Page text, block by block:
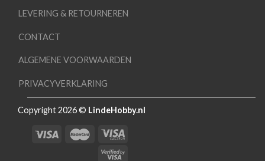
LEVERING & RETOURNEREN
CONTACT
ALGEMENE VOORWAARDEN
PRIVACYVERKLARING
Copyright 2026 © LindeHobby.nl